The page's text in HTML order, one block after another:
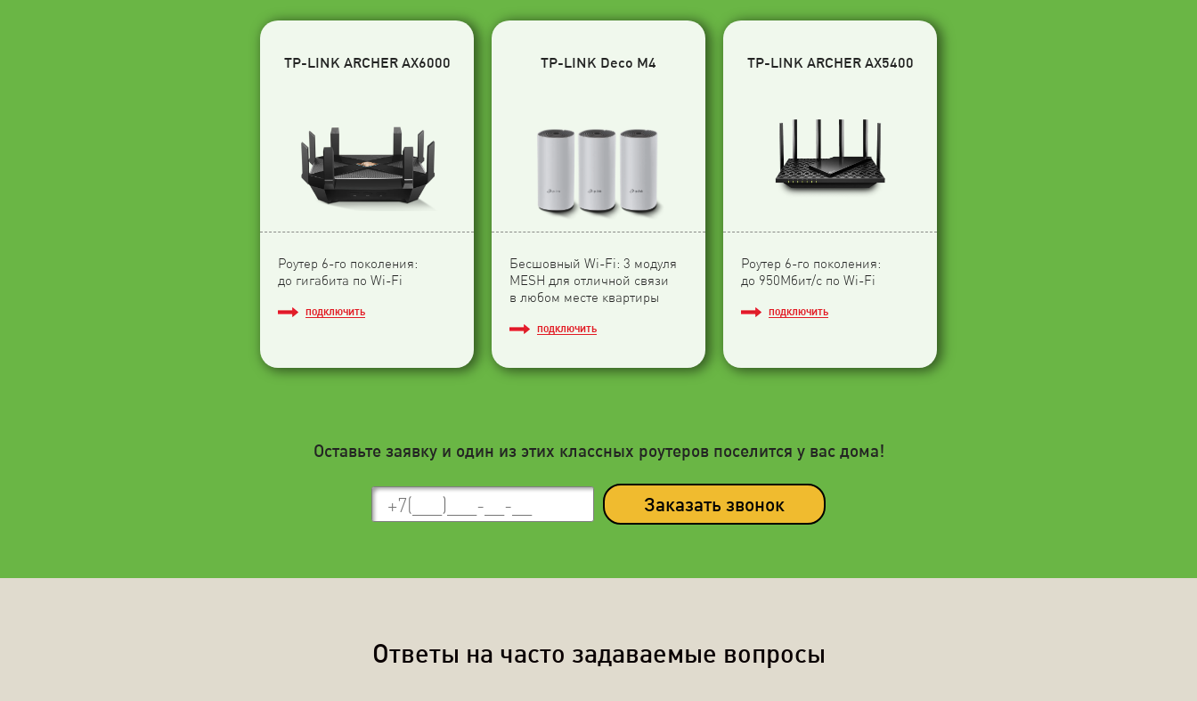
TP-LINK ARCHER AX6000
Роутер 6-го поколения:
до гигабита по Wi-Fi
ПОДКЛЮЧИТЬ
TP-LINK Deco M4
Бесшовный Wi-Fi: 3 модуля
МESH для отличной связи
в любом месте квартиры
ПОДКЛЮЧИТЬ
TP-LINK ARCHER AX5400
Роутер 6-го поколения:
до 950Мбит/с по Wi-Fi
ПОДКЛЮЧИТЬ
Оставьте заявку и один из этих классных роутеров поселится у вас дома!
Заказать звонок
Ответы на часто задаваемые вопросы